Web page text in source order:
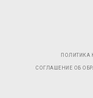
ПОЛИТИКА
СОГЛАШЕНИЕ ОБ